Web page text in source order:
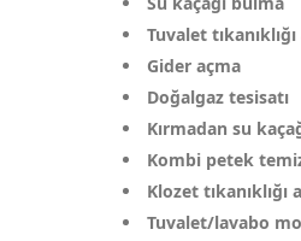
Tuvalet
Gider açma
Doğalgaz tesisatı
Kırmadan su
Kombi petek
Klozet tıkanıklığı
Tuvalet/lavabo